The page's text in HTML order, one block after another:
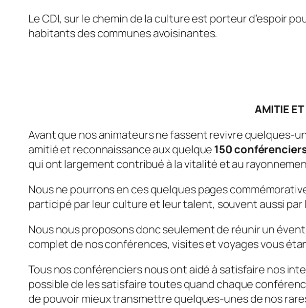
Le CDI, sur le chemin de la culture est porteur d’espoir
habitants des communes avoisinantes.
AMITIE
Avant que nos animateurs ne fassent revivre quelques-
amitié et reconnaissance aux quelque 150
qui ont largement contribué à la vitalité et au
Nous ne pourrons en ces quelques pages
participé par leur culture et leur talent, souvent aussi par
Nous nous proposons donc seulement de réunir un
complet de nos conférences, visites et voyages vous
Tous nos conférenciers nous ont aidé à satisfaire nos
possible de les satisfaire toutes quand chaque
de pouvoir mieux transmettre quelques-unes de nos